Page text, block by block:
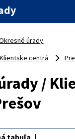
úrady
centrá
/